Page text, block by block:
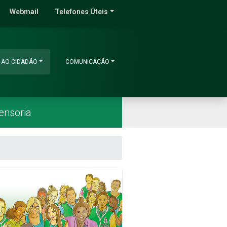
Ceará
Webmail Telefones Úteis
AO CIDADÃO COMUNICAÇÃO